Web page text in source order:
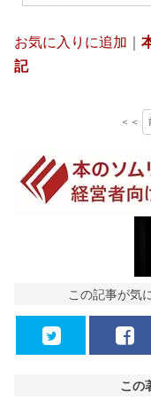
お気に入りに追加 ｜
記
＜＜
この記事が気
この